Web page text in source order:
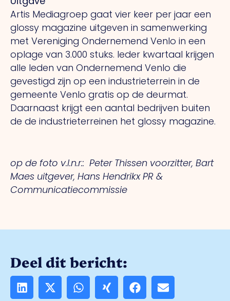
Artis Mediagroep gaat vier keer per jaar een
glossy magazine uitgeven in samenwerking
met Vereniging Ondernemend Venlo in een
oplage van 3.000 stuks. Ieder kwartaal krijgen
alle leden van Ondernemend Venlo die
gevestigd zijn op een industrieterrein in de
gemeente Venlo gratis op de deurmat.
Daarnaast krijgt een aantal bedrijven buiten
de de industrieterreinen het glossy magazine.
op de foto v.l.n.r.: Peter Thissen voorzitter, Bart
Maes uitgever, Hans Hendrikx PR &
Communicatiecommissie
Deel dit bericht: